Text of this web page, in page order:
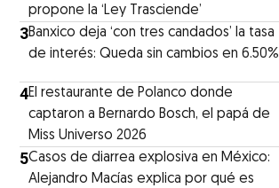
propone la ‘Ley Trasciende’
3Banxico deja ‘con tres candados’ la tasa
de interés: Queda sin cambios en 6.50%
4El restaurante de Polanco donde
captaron a Bernardo Bosch, el papá de
Miss Universo 2026
5Casos de diarrea explosiva en México:
Alejandro Macías explica por qué es